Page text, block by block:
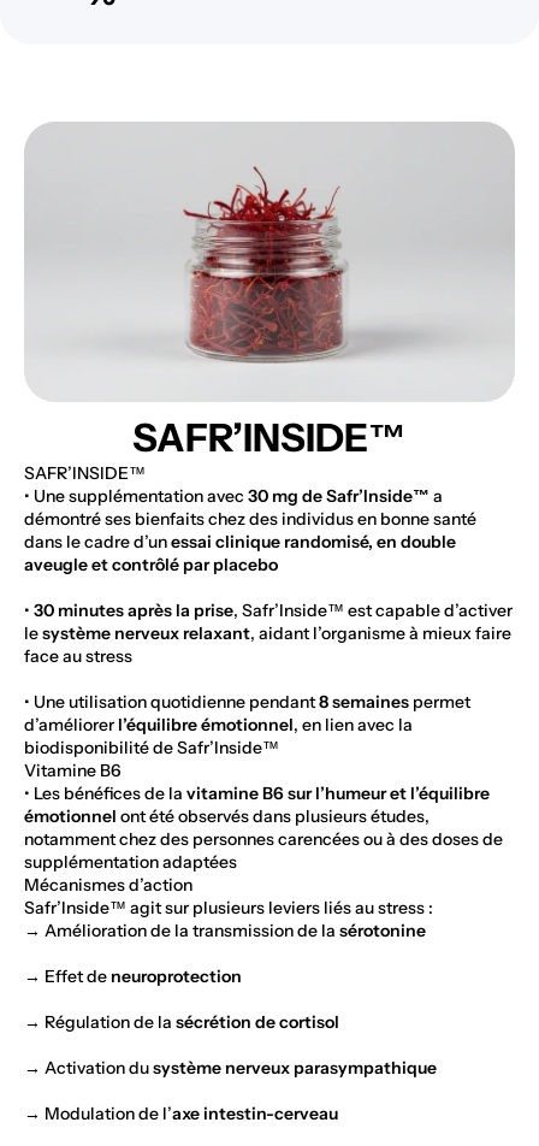
SAFR’INSIDE™
SAFR’INSIDE™
• Une supplémentation avec 30 mg de Safr’Inside™ a
démontré ses bienfaits chez des individus en bonne santé
dans le cadre d’unessai clinique randomisé, en double
aveugle et contrôlé par placebo
• 30 minutes après la prise, Safr’Inside™ est capable d’activer
lesystème nerveux relaxant, aidant l’organisme à mieux faire
face au stress
• Une utilisation quotidienne pendant8 semaines permet
d’améliorer l’équilibre émotionnel, en lien avec la
biodisponibilité de Safr’Inside™
Vitamine B6
• Les bénéfices de la vitamine B6 sur l’humeur et l’équilibre
émotionnel ont été observés dans plusieurs études,
notamment chez des personnes carencées ou à des doses de
supplémentation adaptées
Mécanismes d’action
Safr’Inside™ agit sur plusieurs leviers liés au stress :
→ Amélioration de la transmission de la sérotonine
→ Effet de neuroprotection
→ Régulation de la sécrétion de cortisol
→ Activation dusystème nerveux parasympathique
→ Modulation de l’axe intestin-cerveau